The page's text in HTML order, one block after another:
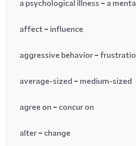
a psychological illness = a
affect = influence
aggressive behavior =
average-sized = medium-sized
agree on = concur on
alter = change